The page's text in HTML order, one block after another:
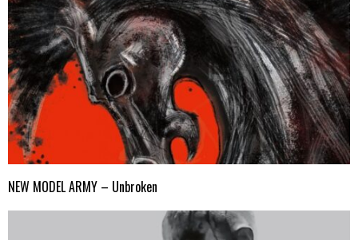
NEW MODEL ARMY – Unbroken